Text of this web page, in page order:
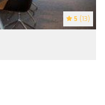
5 (13)